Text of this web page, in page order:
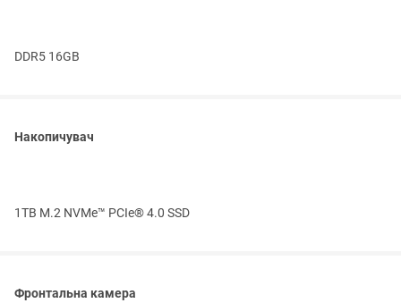
DDR5 16GB
Накопичувач
1TB M.2 NVMe™ PCIe® 4.0 SSD
Фронтальна камера